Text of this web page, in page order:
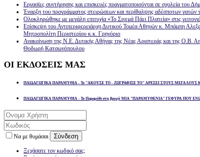
Εργασίες συντήρησης και επισκευές πραγματοποιούνται σε σχολεία του
Έναρξη του προγράμματος στειρώσεων και περίθαλψης αδέσποτων γατών
Ολοκληρώθηκε με μεγάλη επιτυχία «Το Σινεμά Πάει Πλατεία» στις
Επίσκεψη του Αντιπεριφερειάρχη Δυτικού Τομέα Αθηνών κ. Μπάμπη
Μητροπολίτη Περιστερίου κ.κ. Γρηγόριο
Ανακοίνωση της Ν.Ε. Δυτικής Αθήνας της Νέας Αριστεράς και της Ο.Β.
Θοδωρή Κατσωνόπουλου
ΟΙ ΕΚΔΟΣΕΙΣ ΜΑΣ
ΠΑΙΔΑΓΩΓΙΚΑ ΠΑΡΑΜΥΘΙΑ - Το "ΑΚΟΥΣΕ ΤΟ - ΖΩΓΡΑΦΙΣΕ ΤΟ" ΑΡΕΣΕΙ ΣΤΟΥΣ ΜΕΓΑΛΟΥΣ
ΠΑΙΔΑΓΩΓΙΚΑ ΠΑΡΑΜΥΘΙΑ - Το Παραμύθι στη βροχή ΜΙΑ "ΠΑΡΑΜΥΘΕΝΙΑ" ΓΕΦΥΡΑ ΠΟΥ
Να με θυμάσαι Σύνδεση
Ξεχάσατε τον κωδικό σας;